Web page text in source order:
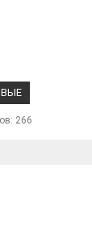
266